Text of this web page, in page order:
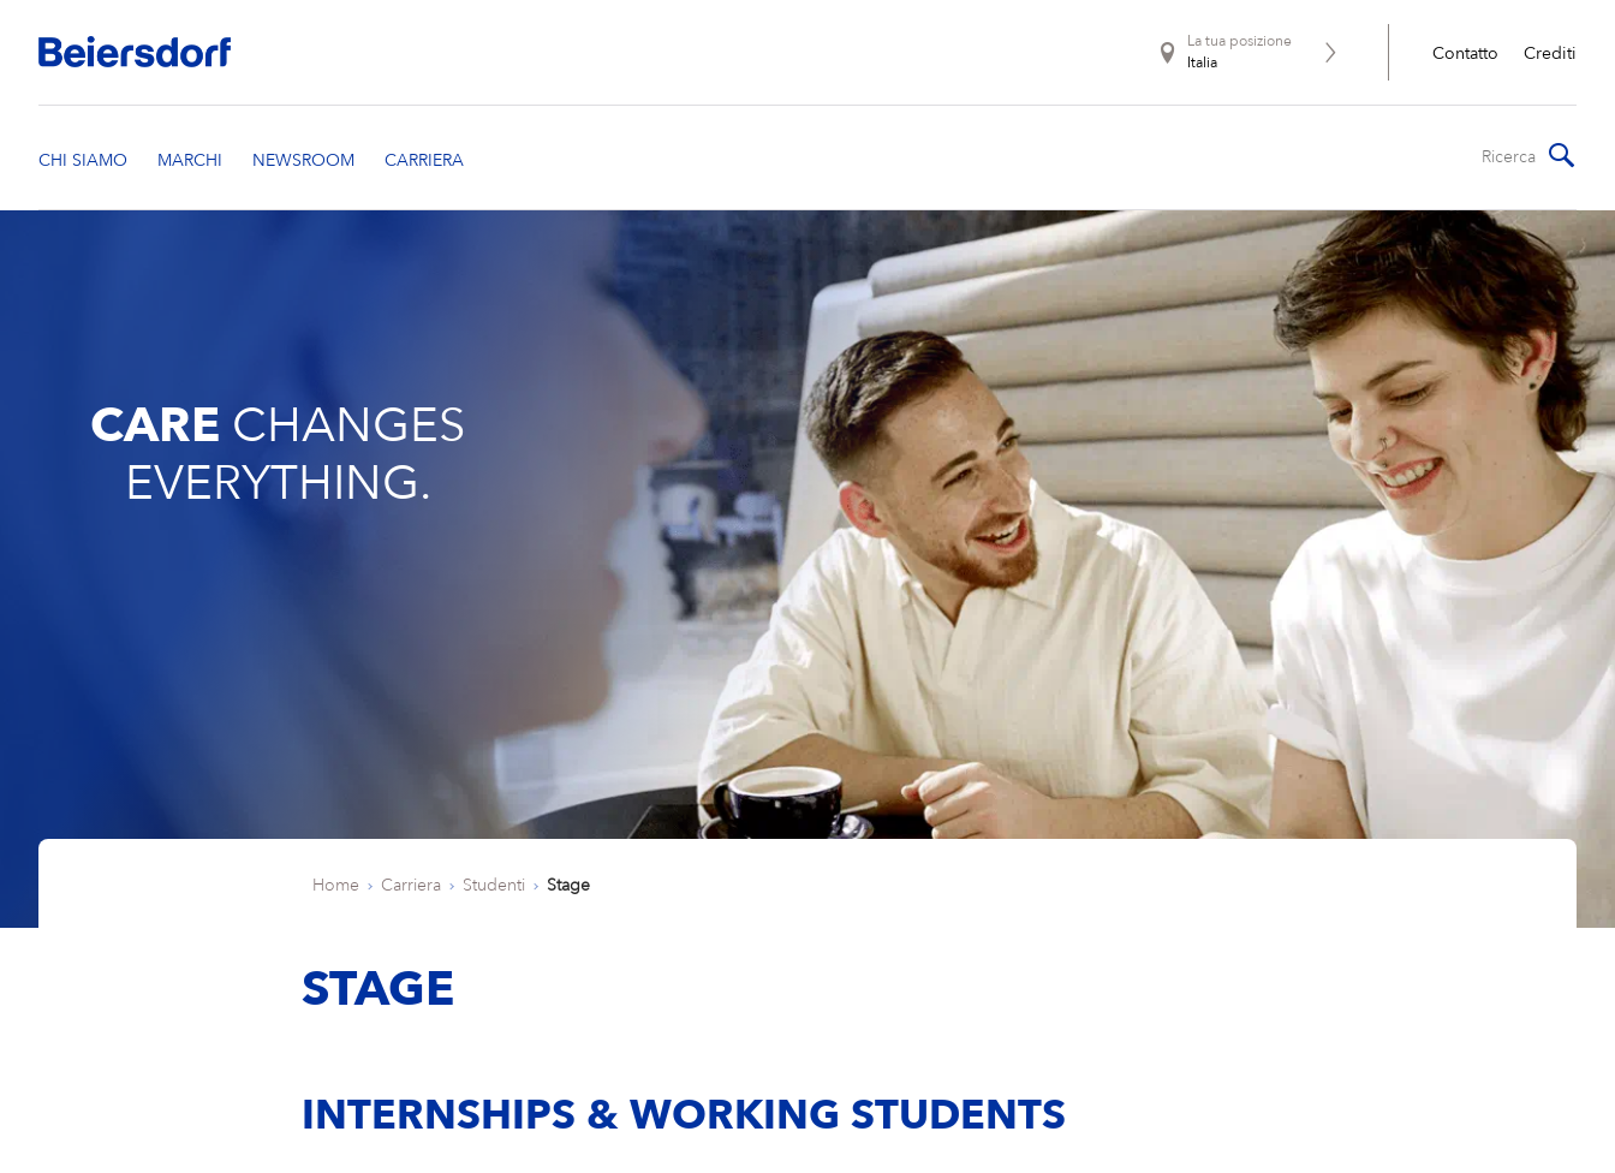
La tua posizione
Italia
Contatto Crediti
CARE CHANGES
EVERYTHING.
Home Carriera Studenti Stage
STAGE
INTERNSHIPS & WORKING STUDENTS